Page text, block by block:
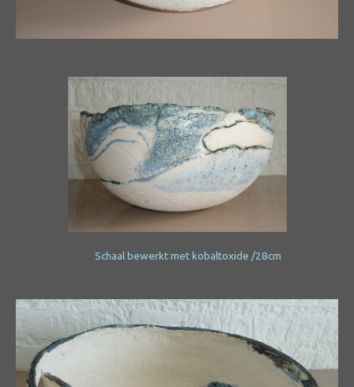
Schaal bewerkt met kobaltoxide /28cm